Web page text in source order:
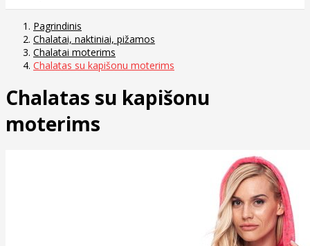
Pagrindinis
Chalatai, naktiniai, pižamos
Chalatai moterims
Chalatas su kapišonu moterims
Chalatas su kapišonu
moterims